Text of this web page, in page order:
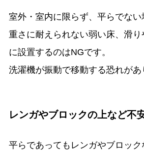
室外・室内に限らず、平らでな
重さに耐えられない弱い床、滑
に設置するのはNGです。
洗濯機が振動で移動する恐れがあ
レンガやブロックの上など不
平らであってもレンガやブロッ